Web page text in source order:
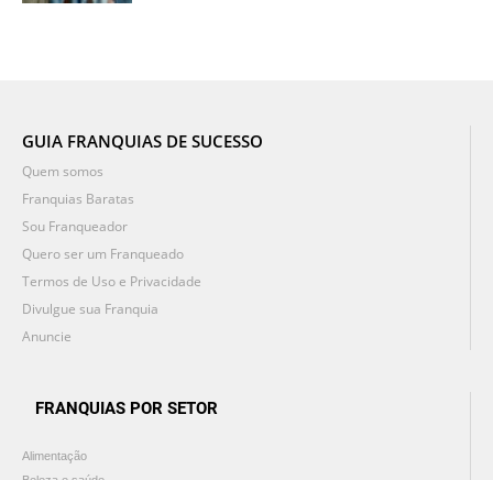
GUIA FRANQUIAS DE SUCESSO
Quem somos
Franquias Baratas
Sou Franqueador
Quero ser um Franqueado
Termos de Uso e Privacidade
Divulgue sua Franquia
Anuncie
FRANQUIAS POR SETOR
Alimentação